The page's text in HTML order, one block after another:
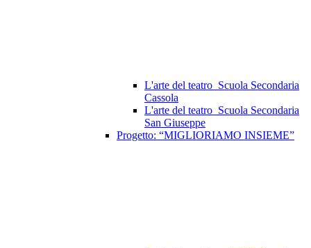
L'arte del teatro_Scuola Secondaria
Cassola
L'arte del teatro_Scuola Secondaria
San Giuseppe
Progetto: “MIGLIORIAMO INSIEME”